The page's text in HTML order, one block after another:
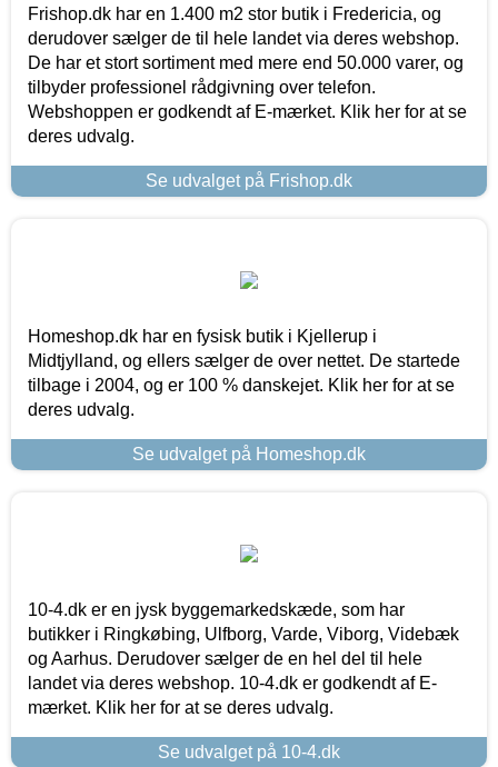
Frishop.dk har en 1.400 m2 stor butik i Fredericia, og
derudover sælger de til hele landet via deres webshop.
De har et stort sortiment med mere end 50.000 varer, og
tilbyder professionel rådgivning over telefon.
Webshoppen er godkendt af E-mærket. Klik her for at se
deres udvalg.
Se udvalget på Frishop.dk
Homeshop.dk har en fysisk butik i Kjellerup i
Midtjylland, og ellers sælger de over nettet. De startede
tilbage i 2004, og er 100 % danskejet. Klik her for at se
deres udvalg.
Se udvalget på Homeshop.dk
10-4.dk er en jysk byggemarkedskæde, som har
butikker i Ringkøbing, Ulfborg, Varde, Viborg, Videbæk
og Aarhus. Derudover sælger de en hel del til hele
landet via deres webshop. 10-4.dk er godkendt af E-
mærket. Klik her for at se deres udvalg.
Se udvalget på 10-4.dk